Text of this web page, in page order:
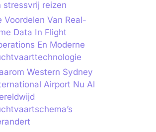
stressvrij reizen
Voordelen Van Real-
Data In Flight
En Moderne
Western Sydney
Airport Nu Al